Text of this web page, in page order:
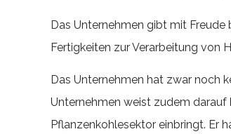
Das Unternehmen gibt mit
Fertigkeiten zur Verarbeitung von
Das Unternehmen hat zwar noch
Unternehmen weist zudem darauf
Pflanzenkohlesektor einbringt. Er